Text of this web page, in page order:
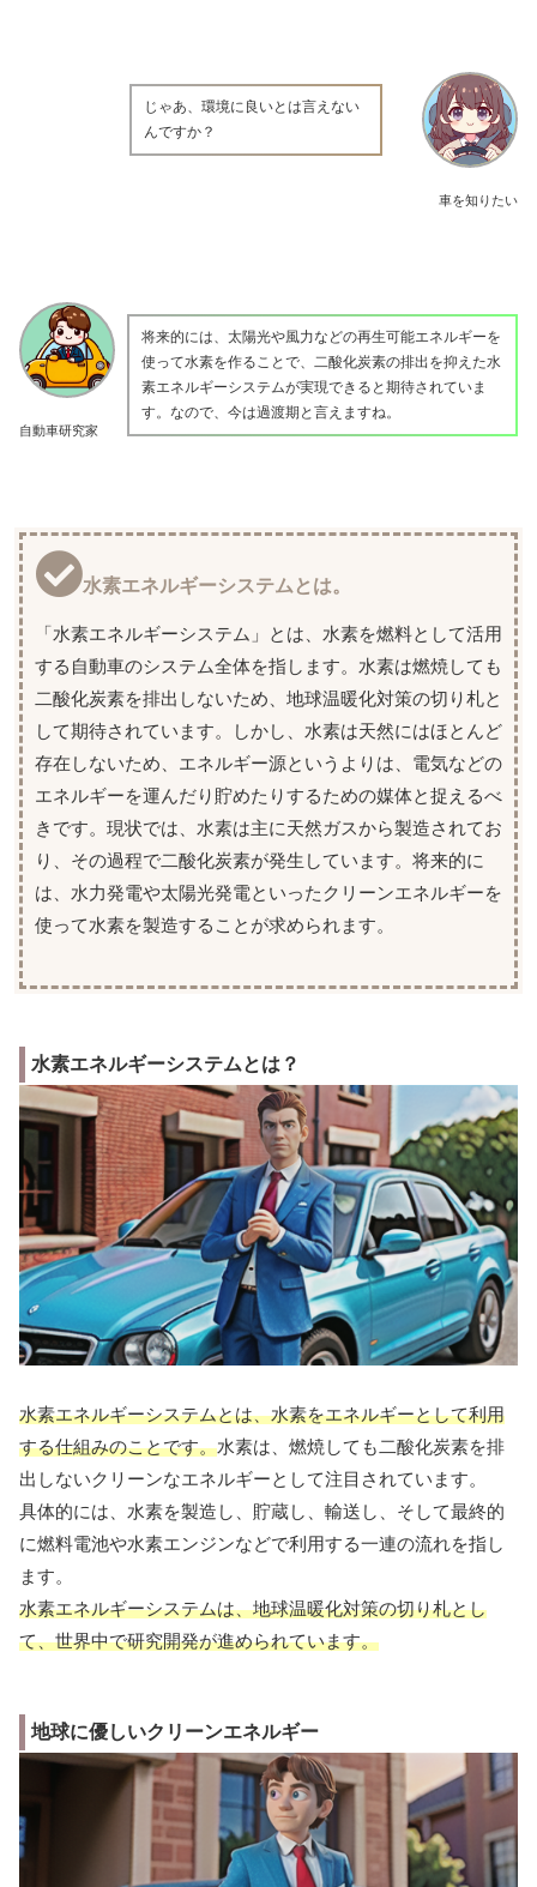
車を知りたい
じゃあ、環境に良いとは言えない
んですか？
自動車研究家
将来的には、太陽光や風力などの再生可能エネルギーを
使って水素を作ることで、二酸化炭素の排出を抑えた水
素エネルギーシステムが実現できると期待されていま
す。なので、今は過渡期と言えますね。
水素エネルギーシステムとは。
「水素エネルギーシステム」とは、水素を燃料として活用
する自動車のシステム全体を指します。水素は燃焼しても
二酸化炭素を排出しないため、地球温暖化対策の切り札と
して期待されています。しかし、水素は天然にはほとんど
存在しないため、エネルギー源というよりは、電気などの
エネルギーを運んだり貯めたりするための媒体と捉えるべ
きです。現状では、水素は主に天然ガスから製造されてお
り、その過程で二酸化炭素が発生しています。将来的に
は、水力発電や太陽光発電といったクリーンエネルギーを
使って水素を製造することが求められます。
水素エネルギーシステムとは？
水素エネルギーシステムとは、水素をエネルギーとして利用
する仕組みのことです。水素は、燃焼しても二酸化炭素を排
出しないクリーンなエネルギーとして注目されています。
具体的には、水素を製造し、貯蔵し、輸送し、そして最終的
に燃料電池や水素エンジンなどで利用する一連の流れを指し
ます。
水素エネルギーシステムは、地球温暖化対策の切り札とし
て、世界中で研究開発が進められています。
地球に優しいクリーンエネルギー